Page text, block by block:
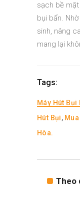
sạch bề
bụi bẩn.
sinh, nâng
mang lại
Tags:
Máy Hút Bụi
Hút Bụi,
Hòa.
Theo